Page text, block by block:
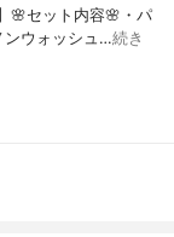
🌸セット内容🌸・パ
ンウォッシュ…続き